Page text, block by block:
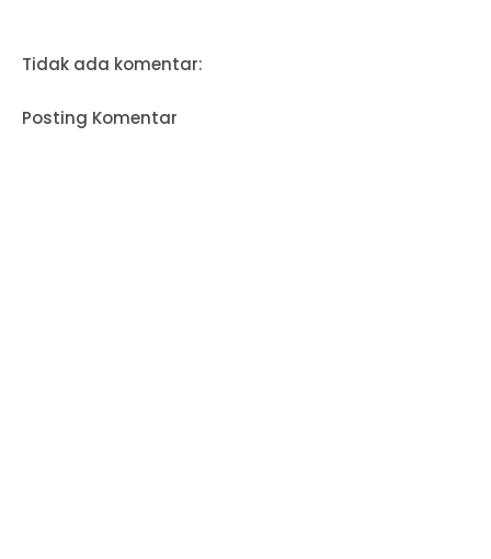
Tidak ada komentar:
Posting Komentar